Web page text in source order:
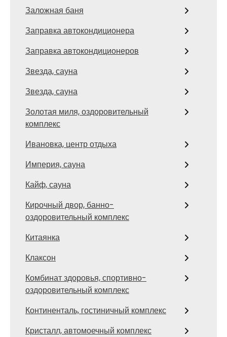
Заложная баня
Заправка автокондиционера
Заправка автокондиционеров
Звезда, сауна
Звезда, сауна
Золотая миля, оздоровительный
комплекс
Ивановка, центр отдыха
Империя, сауна
Кайф, сауна
Кирочный двор, банно-
оздоровительный комплекс
Китаянка
Клаксон
Комбинат здоровья, спортивно-
оздоровительный комплекс
Континенталь, гостиничный комплекс
Кристалл, автомоечный комплекс